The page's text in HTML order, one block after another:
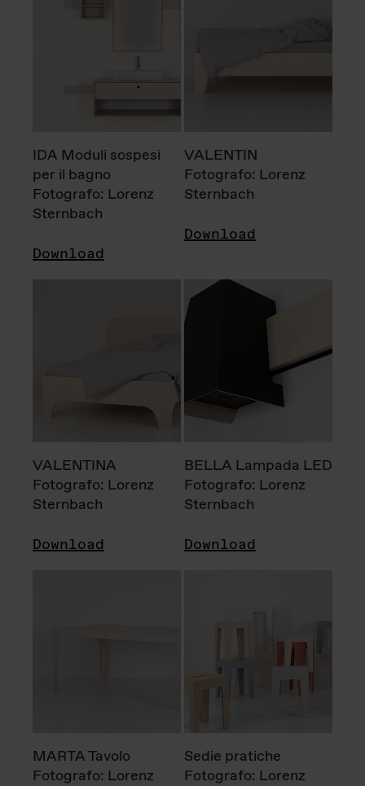
IDA Moduli sospesi
per il bagno
Fotografo: Lorenz
Sternbach
Download
VALENTIN
Fotografo: Lorenz
Sternbach
Download
VALENTINA
Fotografo: Lorenz
Sternbach
Download
BELLA Lampada LED
Fotografo: Lorenz
Sternbach
Download
MARTA Tavolo
Fotografo: Lorenz
Sedie pratiche
Fotografo: Lorenz